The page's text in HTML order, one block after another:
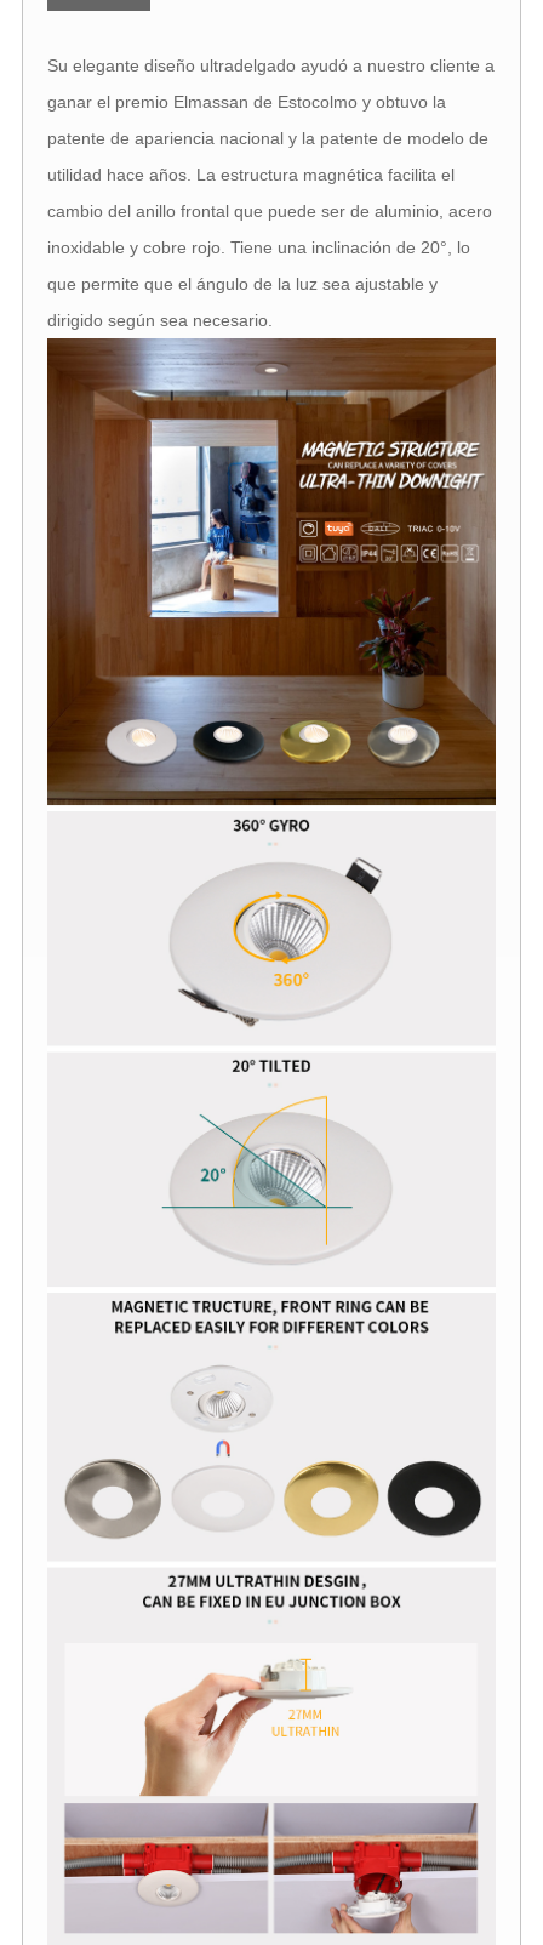
Su elegante diseño ultradelgado ayudó a nuestro cliente a
ganar el premio Elmassan de Estocolmo y obtuvo la
patente de apariencia nacional y la patente de modelo de
utilidad hace años. La estructura magnética facilita el
cambio del anillo frontal que puede ser de aluminio, acero
inoxidable y cobre rojo. Tiene una inclinación de 20°, lo
que permite que el ángulo de la luz sea ajustable y
dirigido según sea necesario.